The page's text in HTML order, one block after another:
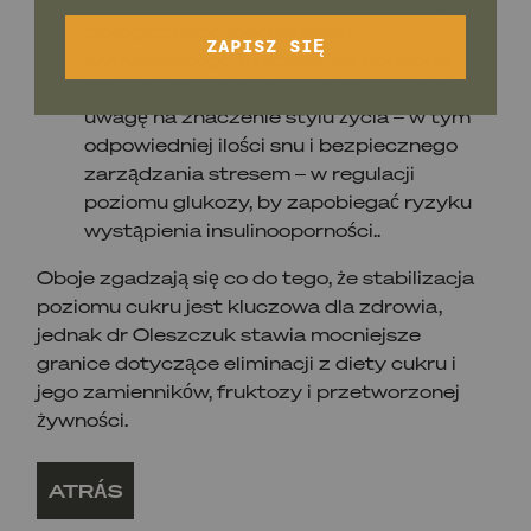
wymagającego fruktozy, ani hormonu,
który by ją metabolizował. Zwraca także
uwagę na znaczenie stylu życia – w tym
odpowiedniej ilości snu i bezpiecznego
zarządzania stresem – w regulacji
poziomu glukozy, by zapobiegać ryzyku
wystąpienia insulinooporności..
Oboje zgadzają się co do tego, że stabilizacja
poziomu cukru jest kluczowa dla zdrowia,
jednak dr Oleszczuk stawia mocniejsze
granice dotyczące eliminacji z diety cukru i
jego zamienników, fruktozy i przetworzonej
żywności.
ATRÁS
ZAPISZ SIĘ